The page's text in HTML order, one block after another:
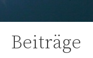
Sabine
Beiträge